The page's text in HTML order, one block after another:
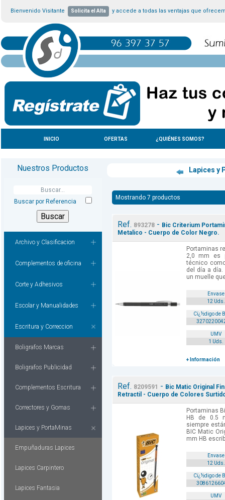
Bienvenido Visitante Solicita el Alta y accede a todas las ventajas que
INICIO OFERTAS ¿QUIÉNES SOMOS?
Nuestros Productos
Buscar por Referencia
Archivo y Clasificacion
Complementos de oficina
Corte y Adhesivos
Escolar y Manualidades
Escritura y Correccion
Boligrafos Marcas
Boligrafos Publicidad
Complementos Escritura
Correctores y Gomas
Lapices y PortaMinas
Empuñaduras Lapices
Lapices Carpintero
Lapices Fantasia
Lapices y
Mostrando 7 productos
Ref. 893278- Bic Criterium
Metalico - Cuerpo de Color Negro.
Portaminas
2,0 mm es
técnico
del día a día.
un muelle
Envase
12 Uds.
Cï¿½digo de
UMV
1 Uds.
+ Información
Ref. 8209591 - Bic Matic Original
Retractil - Cuerpo de Colores
Portaminas
HB de 0.5
siempre
BIC Matic
mm HB
Envase
12 Uds.
Cï¿½digo de
UMV